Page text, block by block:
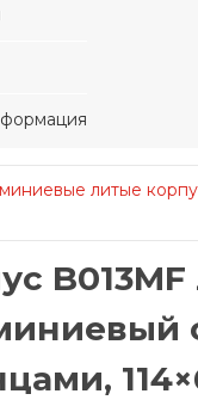
литые